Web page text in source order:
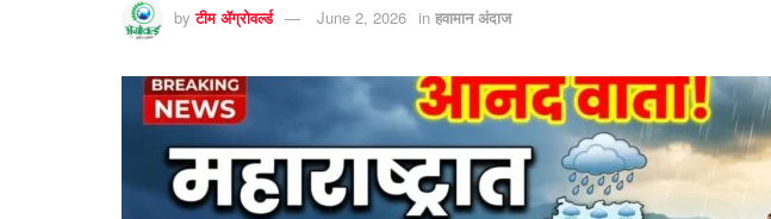
by टीम ॲग्रोवर्ल्ड June 2, 2026 in हवामान अंदाज